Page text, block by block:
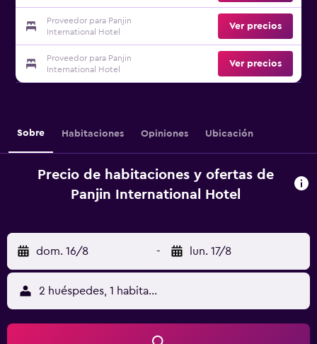
Proveedor para Panjin
International Hotel
Ver precios
Proveedor para Panjin
International Hotel
Ver precios
Sobre Habitaciones Opiniones Ubicación
Precio de habitaciones y ofertas de
Panjin International Hotel
dom. 16/8 - lun. 17/8
2 huéspedes, 1 habitación